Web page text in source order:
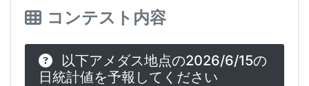
コンテスト内容
以下アメダス地点の2026/6/15の
日統計値を予報してください